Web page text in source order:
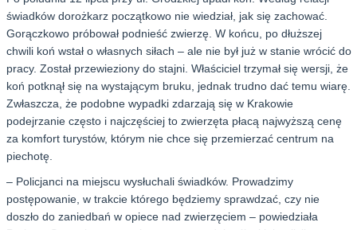
świadków dorożkarz początkowo nie wiedział, jak się zachować.
Gorączkowo próbował podnieść zwierzę. W końcu, po dłuższej
chwili koń wstał o własnych siłach – ale nie był już w stanie wrócić do
pracy. Został przewieziony do stajni. Właściciel trzymał się wersji, że
koń potknął się na wystającym bruku, jednak trudno dać temu wiarę.
Zwłaszcza, że podobne wypadki zdarzają się w Krakowie
podejrzanie często i najczęściej to zwierzęta płacą najwyższą cenę
za komfort turystów, którym nie chce się przemierzać centrum na
piechotę.
– Policjanci na miejscu wysłuchali świadków. Prowadzimy
postępowanie, w trakcie którego będziemy sprawdzać, czy nie
doszło do zaniedbań w opiece nad zwierzęciem – powiedziała